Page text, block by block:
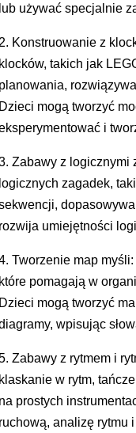
używać specjalnie
Konstruowanie z
takich jak
mogą tworzyć
i
Zabawy z logicznymi
zagadek,
umiejętności
Tworzenie map
pomagają w
mogą tworzyć
wpisując
Zabawy z rytmem i
w rytm,
prostych
analizę rytmu